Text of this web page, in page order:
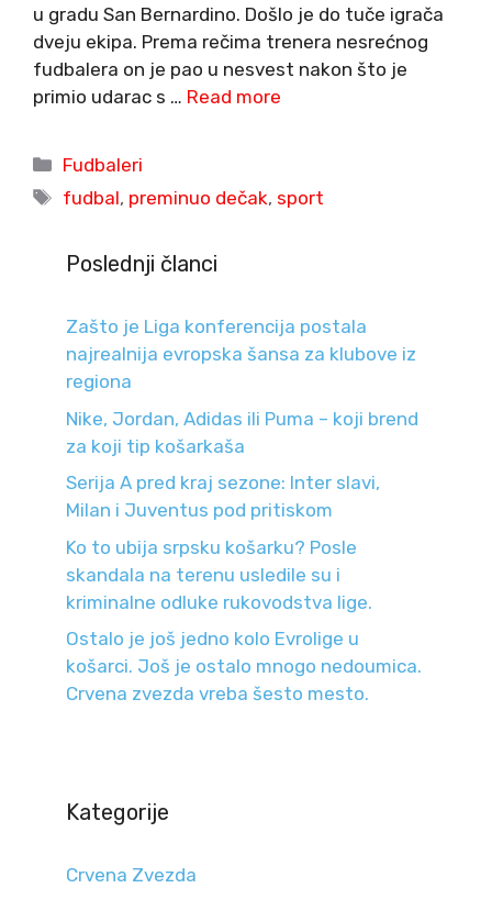
u gradu San Bernardino. Došlo je do tuče igrača
dveju ekipa. Prema rečima trenera nesrećnog
fudbalera on je pao u nesvest nakon što je
primio udarac s … Read more
Categories
Fudbaleri
Tags
fudbal, preminuo dečak, sport
Poslednji članci
Zašto je Liga konferencija postala
najrealnija evropska šansa za klubove iz
regiona
Nike, Jordan, Adidas ili Puma – koji brend
za koji tip košarkaša
Serija A pred kraj sezone: Inter slavi,
Milan i Juventus pod pritiskom
Ko to ubija srpsku košarku? Posle
skandala na terenu usledile su i
kriminalne odluke rukovodstva lige.
Ostalo je još jedno kolo Evrolige u
košarci. Još je ostalo mnogo nedoumica.
Crvena zvezda vreba šesto mesto.
Kategorije
Crvena Zvezda